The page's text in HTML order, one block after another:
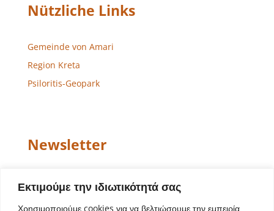
Εκτιμούμε την ιδιωτικότητά σας
Χρησιμοποιούμε cookies για να βελτιώσουμε την εμπειρία
Nützliche Links
Gemeinde von Amari
Region Kreta
Psiloritis-Geopark
Newsletter